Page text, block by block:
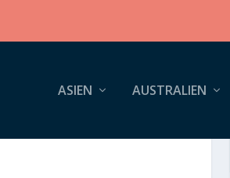
ASIEN AUSTRALIEN